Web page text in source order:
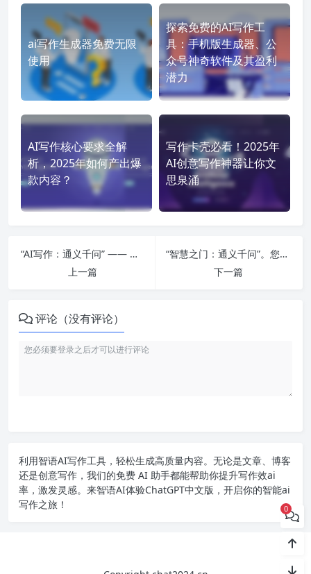
ai写作生成器免费无限
使用
探索免费的AI写作工
具：手机版生成器、公
众号神奇软件及其盈利
潜力
AI写作核心要求全解
析，2025年如何产出爆
款内容？
写作卡壳必看！2025年
AI创意写作神器让你文
思泉涌
“AI写作：通义千问” —— 您对AI写作技术有哪些疑问呢？
上一篇
“智慧之门：通义千问”。您是否渴望探索这扇神秘之门背后的千种奇妙问题呢？
下一篇
评论（没有评论）
利用智语AI写作工具，轻松生成高质量内容。无论是文章、博客
还是创意写作，我们的免费 AI 助手都能帮助你提升写作效ai
率，激发灵感。来智语AI体验ChatGPT中文版 ，开启你的智能ai
写作之旅！
0